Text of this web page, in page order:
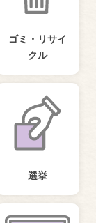
ゴミ・リサイ
クル
選挙